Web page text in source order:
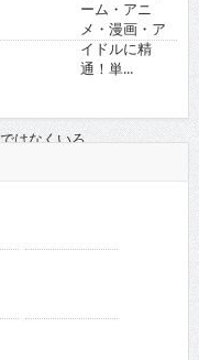
ゴー☆ジャス 『夢が叶う
というのは直線ではなくい